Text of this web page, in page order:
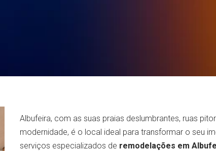
Albufeira, com as suas praias deslumbrantes, ruas
modernidade, é o local ideal para transformar o seu
serviços especializados de remodelações em